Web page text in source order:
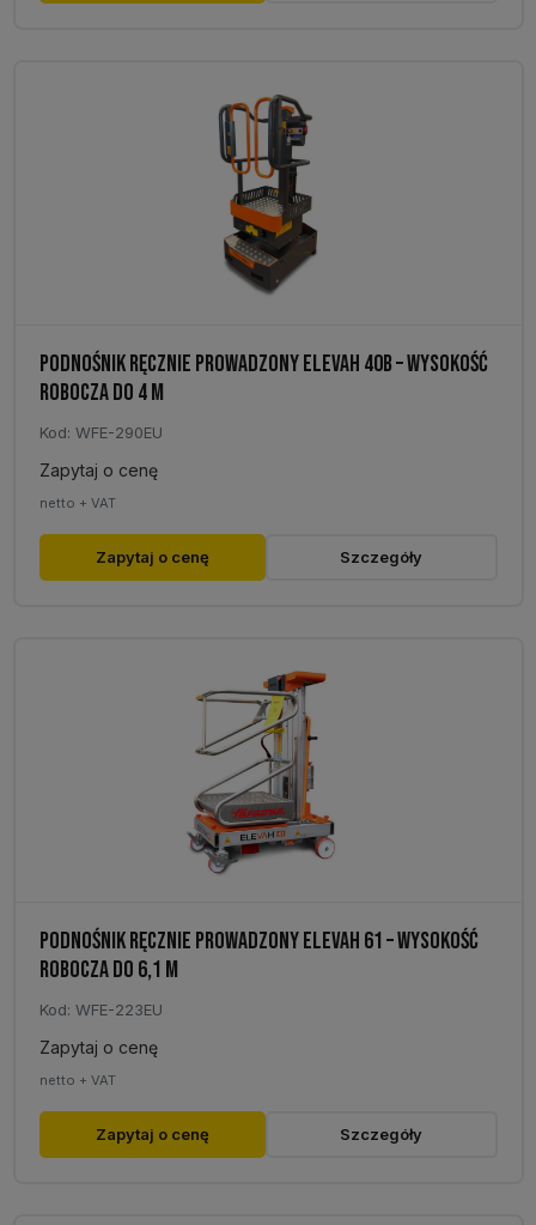
PODNOŚNIK RĘCZNIE PROWADZONY ELEVAH 40B – WYSOKOŚĆ
ROBOCZA DO 4 M
Kod: WFE-290EU
Zapytaj o cenę
netto + VAT
Zapytaj o cenę Szczegóły
PODNOŚNIK RĘCZNIE PROWADZONY ELEVAH 61 – WYSOKOŚĆ
ROBOCZA DO 6,1 M
Kod: WFE-223EU
Zapytaj o cenę
netto + VAT
Zapytaj o cenę Szczegóły